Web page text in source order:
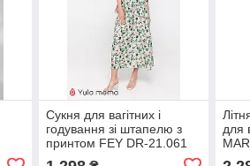
Сукня для вагітних і
годування зі штапелю з
принтом FEY DR-21.061
для